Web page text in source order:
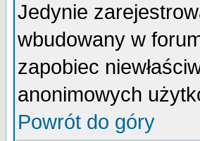
Jedynie
wbudowany w
zapobiec
anonimowych
Powrót do góry